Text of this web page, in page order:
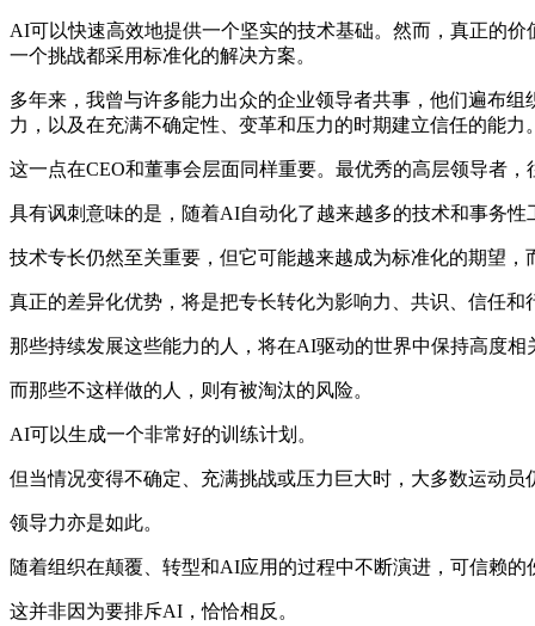
AI可以快速高效地提供一个坚实的技术基础。然而，真正的
一个挑战都采用标准化的解决方案。
多年来，我曾与许多能力出众的企业领导者共事，他们遍布
力，以及在充满不确定性、变革和压力的时期建立信任的能力
这一点在CEO和董事会层面同样重要。最优秀的高层领导者
具有讽刺意味的是，随着AI自动化了越来越多的技术和事务
技术专长仍然至关重要，但它可能越来越成为标准化的期望，
真正的差异化优势，将是把专长转化为影响力、共识、信任和
那些持续发展这些能力的人，将在AI驱动的世界中保持高度相
而那些不这样做的人，则有被淘汰的风险。
AI可以生成一个非常好的训练计划。
但当情况变得不确定、充满挑战或压力巨大时，大多数运动
领导力亦是如此。
随着组织在颠覆、转型和AI应用的过程中不断演进，可信赖
这并非因为要排斥AI，恰恰相反。